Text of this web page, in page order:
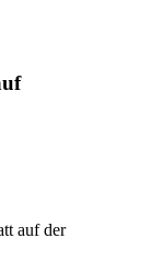
auf der